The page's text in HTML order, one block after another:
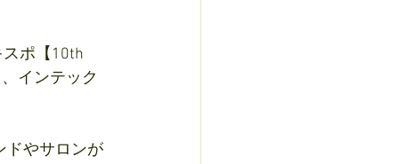
ポ【10th
インテック
ドやサロンが